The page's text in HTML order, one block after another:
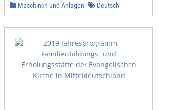
unse-
Maschinen und Anlagen Deutsch